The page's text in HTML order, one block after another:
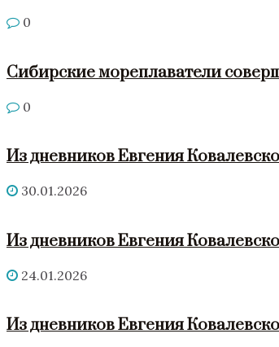
0
Сибирские мореплаватели
0
Из дневников Евгения
30.01.2026
Из дневников Евгения
24.01.2026
Из дневников Евгения